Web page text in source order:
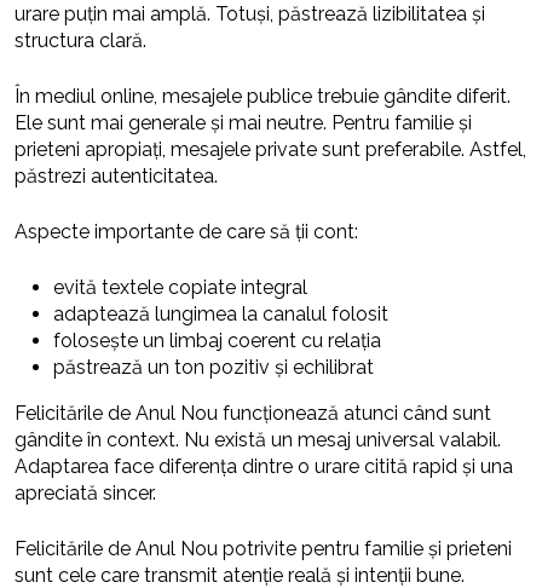
urare puțin mai amplă. Totuși, păstrează lizibilitatea și
structura clară.
În mediul online, mesajele publice trebuie gândite diferit.
Ele sunt mai generale și mai neutre. Pentru familie și
prieteni apropiați, mesajele private sunt preferabile. Astfel,
păstrezi autenticitatea.
Aspecte importante de care să ții cont:
evită textele copiate integral
adaptează lungimea la canalul folosit
folosește un limbaj coerent cu relația
păstrează un ton pozitiv și echilibrat
Felicitările de Anul Nou funcționează atunci când sunt
gândite în context. Nu există un mesaj universal valabil.
Adaptarea face diferența dintre o urare citită rapid și una
apreciată sincer.
Felicitările de Anul Nou potrivite pentru familie și prieteni
sunt cele care transmit atenție reală și intenții bune.